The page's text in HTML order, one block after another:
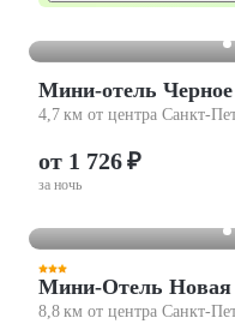
Мини-отель Черное
4,7 км от центра Санкт-
от 1 726 ₽
за ночь
Мини-Отель Новая
8,8 км от центра Санкт-